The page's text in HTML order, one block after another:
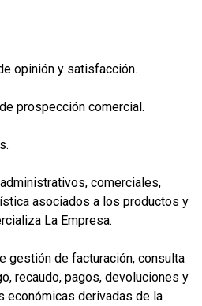
opinión y satisfacción.
prospección comercial.
comerciales,
asociados a los productos y
La Empresa.
gestión de facturación, consulta
recaudo, pagos, devoluciones y
económicas derivadas de la